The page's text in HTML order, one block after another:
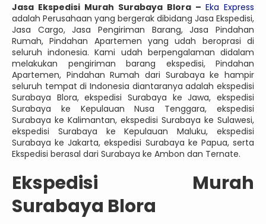
Jasa Ekspedisi Murah Surabaya Blora – Eka Express
adalah Perusahaan yang bergerak dibidang Jasa Ekspedisi,
Jasa Cargo, Jasa Pengiriman Barang, Jasa Pindahan
Rumah, Pindahan Apartemen yang udah beroprasi di
seluruh indonesia. Kami udah berpengalaman didalam
melakukan pengiriman barang ekspedisi, Pindahan
Apartemen, Pindahan Rumah dari Surabaya ke hampir
seluruh tempat di Indonesia diantaranya adalah ekspedisi
Surabaya Blora, ekspedisi Surabaya ke Jawa, ekspedisi
Surabaya ke Kepulauan Nusa Tenggara, ekspedisi
Surabaya ke Kalimantan, ekspedisi Surabaya ke Sulawesi,
ekspedisi Surabaya ke Kepulauan Maluku, ekspedisi
Surabaya ke Jakarta, ekspedisi Surabaya ke Papua, serta
Ekspedisi berasal dari Surabaya ke Ambon dan Ternate.
Ekspedisi Murah
Surabaya Blora